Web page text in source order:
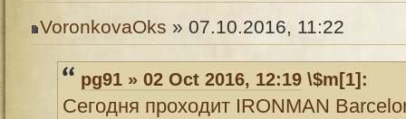
VoronkovaOks » 07.10.2016, 11:22
pg91 » 02 Oct 2016, 12:19 \$m[1]:
Сегодня проходит IRONMAN